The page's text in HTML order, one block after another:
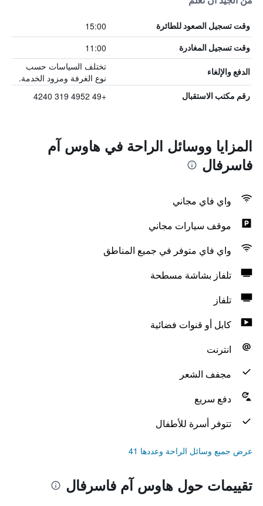
وقت تسجيل الصعود للطائرة 15:00
وقت تسجيل المغادرة 11:00
الدفع والإلغاء
تختلف السياسات حسب
نوع الغرفة ومزود الخدمة.
رقم مكتب الاستقبال +49 4952 319 4240
المزايا ووسائل الراحة في هاوس آم
فاسرفال
واي فاي مجاني
موقف سيارات مجاني
واي فاي متوفر في جميع المناطق
تلفاز بشاشة مسطحة
تلفاز
كابل أو قنوات فضائية
انترنت
مجفف الشعر
دفع سريع
تتوفر أسرة للأطفال
عرض جميع وسائل الراحة وعددها 41
تقييمات حول هاوس آم فاسرفال